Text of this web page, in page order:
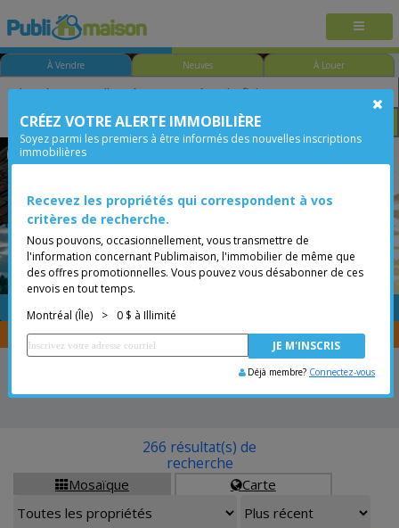
À Vendre Neuves À Louer
Chambre Prix
Hochelaga-Maisonneuve
Placer une annonce
Vous êtes courtier, transférer vos propriétés avecCENTRIS
Mosaïque Carte
266 résultat(s) de
recherche
CRÉEZ VOTRE ALERTE IMMOBILIÈRE
Soyez parmi les premiers à être informés des nouvelles inscriptions
immobilières
Recevez les propriétés qui correspondent à vos
critères de recherche.
Nous pouvons, occasionnellement, vous transmettre de
l'information concernant Publimaison, l'immobilier de même que
des offres promotionnelles. Vous pouvez vous désabonner de ces
envois en tout temps.
Montréal (Île)
> 0 $ à Illimité
Déjà membre? Connectez-vous